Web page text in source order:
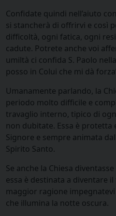
Confidate quindi nell’aiuto
si stancherà di offrirvi e così
difficoltà, ogni fatica, ogni
cadute. Potrete anche voi
umiltà ci confida S. Paolo
posso in Colui che mi dà
Umanamente parlando, la
periodo molto difficile e
travaglio interno, tipico di
non dubitate. Essa è protetta
Signore e sempre animata
Spirito Santo.
Se anche la Chiesa
essa è destinata a diventare
maggior ragione
che illumina la notte oscura.